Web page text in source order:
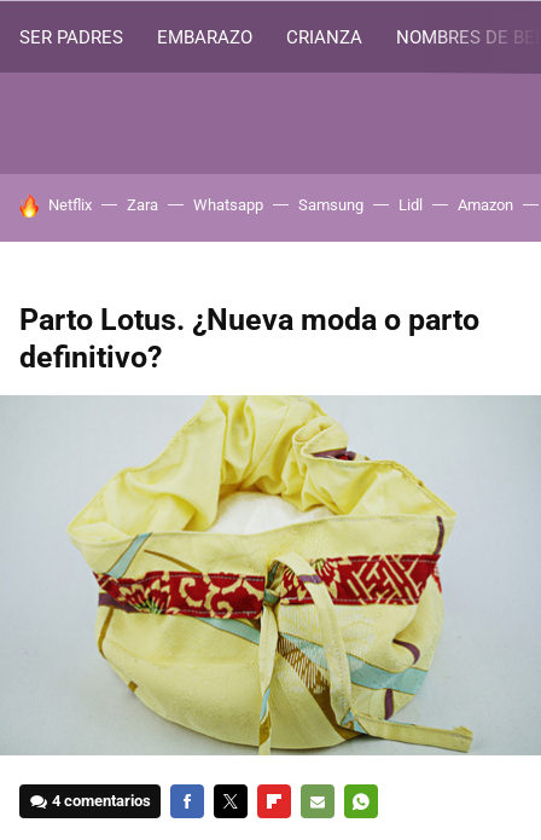
SER PADRES EMBARAZO CRIANZA NOMBRES DE
HOY SE HABLA DE
Netflix Zara Whatsapp Samsung Lidl Amazon
Parto Lotus. ¿Nueva moda o parto
definitivo?
4 comentarios